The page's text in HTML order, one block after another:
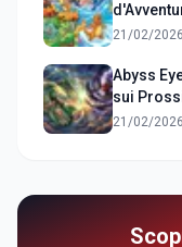
21/02/2026
Abyss
sui
21/02/2026